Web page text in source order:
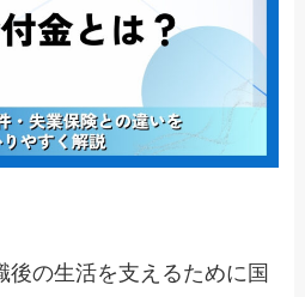
後の生活を支えるために国